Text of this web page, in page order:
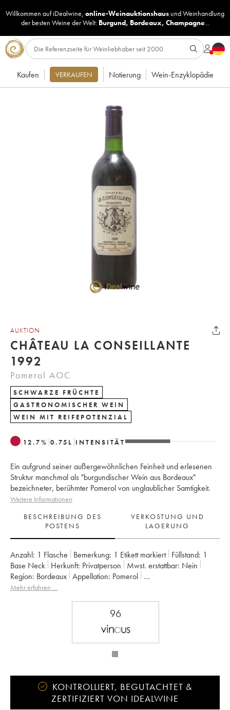
Willkommen auf iDealwine, online-Weinauktionshaus undWeinhandlung
der besten Weine der Welt: Burgund, Bordeaux, Champagne...
Kaufen VERKAUFEN Notierung Wein-Enzyklopädie
AUKTION
CHÂTEAU LA CONSEILLANTE
1992
Pomerol AOC
SCHWARZE FRÜCHTE
GASTRONOMISCHER WEIN
WEIN MIT REIFEPOTENZIAL
12.7% 0.75 L INTENSITÄT
Ein aufgrund seiner außergewöhnlichen Feinheit und erlesenen
Struktur manchmal als "burgundischer Wein aus Bordeaux"
bezeichneter, berühmter Pomerol von unglaublicher Samtigkeit.
Weitere Informationen
BESCHREIBUNG DES
POSTENS
VERKOSTUNG UND
LAGERUNG
Anzahl: 1 Flasche Bemerkung: 1 Etikett markiert Füllstand: 1
Base Neck
Herkunft: privatperson Mwst. erstattbar:
nein
Region:
Bordeaux Appellation: Pomerol
Eigentümer:
SC des Héritiers Nicolas
Mehr erfahren …
96
KONTROLLIERT, BEGUTACHTET &
ZERTIFIZIERT VON IDEALWINE